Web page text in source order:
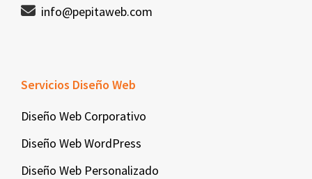
info@pepitaweb.com
Servicios Diseño Web
Diseño Web Corporativo
Diseño Web WordPress
Diseño Web Personalizado